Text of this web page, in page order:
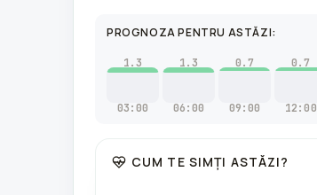
PROGNOZA PENTRU ASTĂZI:
1.3
03:00
1.3
06:00
0.7
09:00
0.7
12:00
CUM TE SIMȚI ASTĂZI?